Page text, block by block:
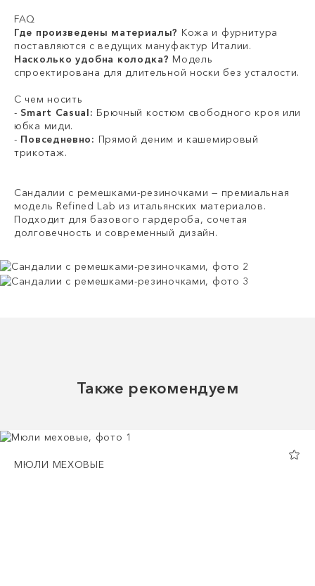
FAQ
Где произведены материалы? Кожа и фурнитура
поставляются с ведущих мануфактур Италии.
Насколько удобна колодка? Модель
спроектирована для длительной носки без усталости.
С чем носить
-Smart Casual: Брючный костюм свободного кроя или
юбка миди.
- Повседневно: Прямой деним и кашемировый
трикотаж.
Сандалии с ремешками-резиночками — премиальная
модель Refined Lab из итальянских материалов.
Подходит для базового гардероба, сочетая
долговечность и современный дизайн.
Также рекомендуем
МЮЛИ МЕХОВЫЕ